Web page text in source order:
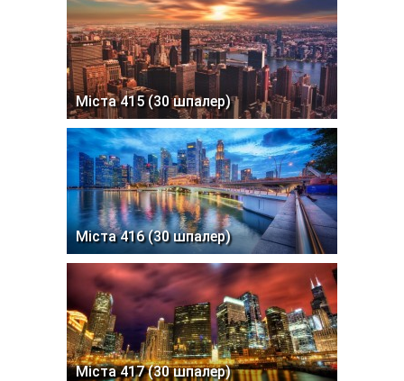
Міста 415 (30 шпалер)
Міста 416 (30 шпалер)
Міста 417 (30 шпалер)